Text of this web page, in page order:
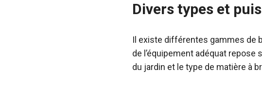
Divers types et
Il existe différentes gammes de
de l’équipement adéquat
du jardin et le type de matière à